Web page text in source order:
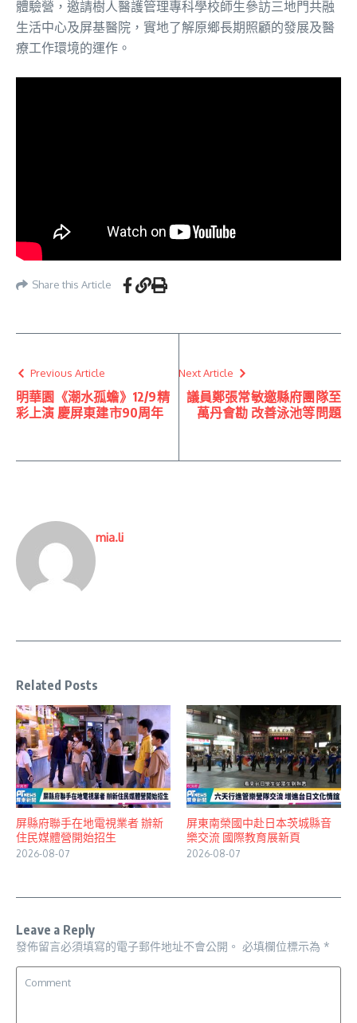
體驗營，邀請樹人醫護管理專科學校師生參訪三地門共融
生活中心及屏基醫院，實地了解原鄉長期照顧的發展及醫
療工作環境的運作。
Share this Article
Previous Article
明華園《潮水孤蟾》12/9精
彩上演 慶屏東建市90周年
Next Article
議員鄭張常敏邀縣府團隊至
萬丹會勘 改善泳池等問題
mia.li
Related Posts
屏縣府聯手在地電視業者 辦新
住民媒體營開始招生
2026-08-07
屏東南榮國中赴日本茨城縣音
樂交流 國際教育展新頁
2026-08-07
Leave a Reply
發佈留言必須填寫的電子郵件地址不會公開。 必填欄位標示為 *